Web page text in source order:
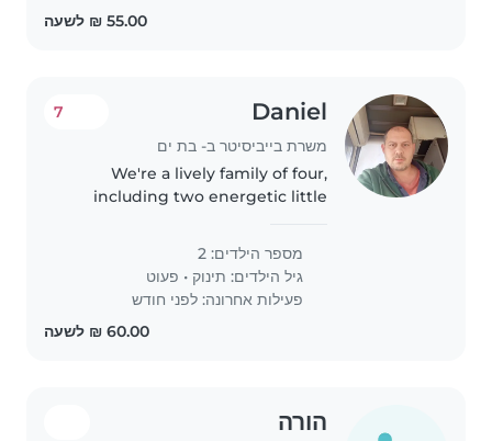
Daniel
משרת בייביסיטר ב- בת ים
7
We're a lively family of four,
including two energetic little
looking for a caring and fun-
loving babysitter, nanny, or..
מספר הילדים: 2
גיל הילדים: תינוק • פעוט
פעילות אחרונה: לפני חודש
הורה